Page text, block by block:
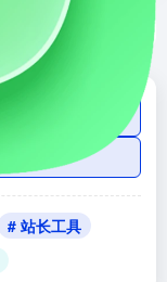
# 站长工具